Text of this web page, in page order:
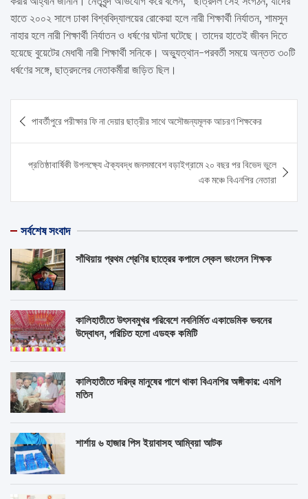
হাতে ২০০২ সালে ঢাকা বিশ্ববিদ্যালয়ের রোকেয়া হলে নারী শিক্ষার্থী নির্যাতন, শামসুন
নাহার হলে নারী শিক্ষার্থী নির্যাতন ও ধর্ষণের ঘটনা ঘটেছে। তাদের হাতেই জীবন দিতে
হয়েছে বুয়েটের মেধাবী নারী শিক্ষার্থী সনিকে। অভ্যুত্থান-পরবর্তী সময়ে অন্তত ৩০টি
ধর্ষণের সঙ্গে, ছাত্রদলের নেতাকর্মীরা জড়িত ছিল।
navigation
পাবর্তীপুরে পরীক্ষার ফি না দেয়ার ছাত্রীর সাথে অসৌজন্যমূলক আচরণ শিক্ষকের
প্রতিষ্ঠাবার্ষিকী উপলক্ষ্যে ঐক্যবদ্ধ জনসমাবেশ বড়াইগ্রামে ২০ বছর পর বিভেদ ভুলে
এক মঞ্চে বিএনপির নেতারা
সর্বশেষ সংবাদ
সাঁথিয়ায় প্রথম শ্রেণির ছাত্রের কপালে স্কেল ভাংলেন শিক্ষক
কালিহাতীতে উৎসবমুখর পরিবেশে নবনির্মিত একাডেমিক ভবনের
উদ্বোধন, পরিচিত হলো এডহক কমিটি
কালিহাতীতে দরিদ্র মানুষের পাশে থাকা বিএনপির অঙ্গীকার: এমপি
মতিন
শার্শায় ৬ হাজার পিস ইয়াবাসহ আম্বিয়া আটক